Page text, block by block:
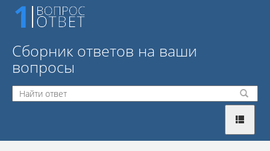
Сборник ответов на ваши
вопросы